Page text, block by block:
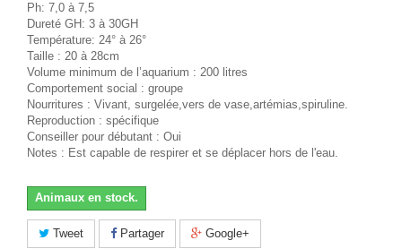
Ph: 7,0 à 7,5
Dureté GH: 3 à 30GH
Température: 24° à 26°
Taille : 20 à 28cm
Volume minimum de l’aquarium : 200 litres
Comportement social : groupe
Nourritures : Vivant, surgelée,vers de vase,artémias,spiruline.
Reproduction : spécifique
Conseiller pour débutant : Oui
Notes : Est capable de respirer et se déplacer hors de l'eau.
Animaux en stock.
Tweet Partager Google+